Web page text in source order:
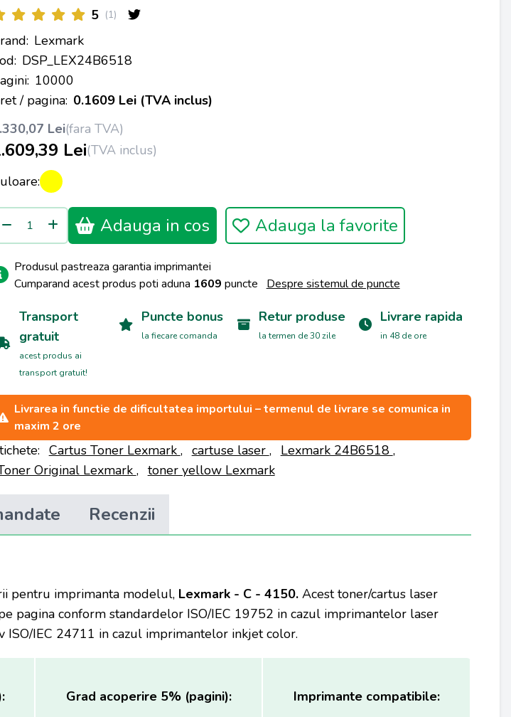
5 (1)
Lexmark
DSP_LEX24B6518
10000
/ pagina: 0.1609 Lei (TVA inclus)
Lei(fara TVA)
Lei(TVA inclus)
Adauga in cos Adauga la favorite
Produsul pastreaza garantia imprimantei
Cumparand acest produs poti aduna 1609 puncte Despre sistemul de puncte
Transport
gratuit
acest produs ai
transport gratuit!
Puncte bonus
la fiecare comanda
Retur produse
la termen de 30 zile
Livrare rapida
in 48 de ore
Livrarea in functie de dificultatea importului – termenul de livrare se comunica in
maxim 2 ore
Cartus Toner Lexmark , cartuse laser , Lexmark 24B6518 ,
Original Lexmark , toner yellow Lexmark
Recenzii
pentru imprimanta modelul, Lexmark - C - 4150. Acest toner/cartus laser
pagina conform standardelor ISO/IEC 19752 in cazul imprimantelor laser
IEC 24711 in cazul imprimantelor inkjet color.
Grad acoperire 5% (pagini): Imprimante compatibile: